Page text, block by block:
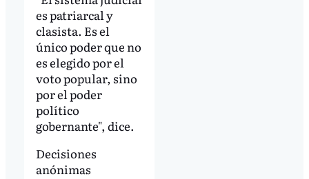
es patriarcal y
clasista. Es el
único poder que no
es elegido por el
voto popular, sino
por el poder
político
gobernante", dice.
Decisiones
anónimas